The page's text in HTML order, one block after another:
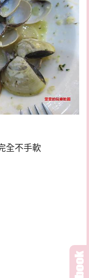
全不手軟